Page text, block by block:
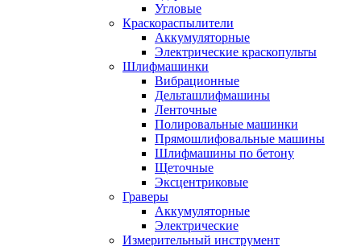
Угловые
Краскораспылители
Аккумуляторные
Электрические краскопульты
Шлифмашинки
Вибрационные
Дельташлифмашины
Ленточные
Полировальные машинки
Прямошлифовальные машины
Шлифмашины по бетону
Щеточные
Эксцентриковые
Граверы
Аккумуляторные
Электрические
Измерительный инструмент